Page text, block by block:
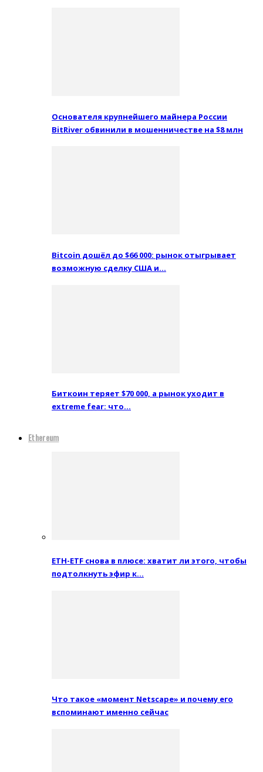
Основателя крупнейшего майнера России
BitRiver обвинили в мошенничестве на $8 млн
Bitcoin дошёл до $66 000: рынок отыгрывает
возможную сделку США и…
Биткоин теряет $70 000, а рынок уходит в
extreme fear: что…
Ethereum
ETH-ETF снова в плюсе: хватит ли этого, чтобы
подтолкнуть эфир к…
Что такое «момент Netscape» и почему его
вспоминают именно сейчас